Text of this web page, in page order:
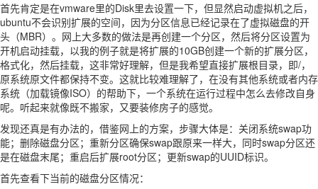
首先肯定是在vmware里的Disk里去设置一下，但显然启动虚拟机之后，
ubuntu不会识别扩展的空间，因为分区信息已经记录在了虚拟磁盘的开
头（MBR）。网上大多数的做法是再创建一个分区，然后将分区设置为
开机启动挂载，以我的例子就是将扩展的10GB创建一个新的扩展分区，
格式化，然后挂载，这非常好理解，但是我希望直接扩展根目录，即/，
原系统原文件都保持不变。这就比较难理解了，在没有其他系统或者内存
系统（加载镜像ISO）的帮助下，一个系统在运行过程中怎么去修改自身
呢。听起来就像既不搬家，又要装修房子的感觉。
发现还真是有办法的，借鉴网上的方案，步骤大体是：关闭系统swap功
能；删除磁盘分区；重新分区确保swap跟原来一样大，同时swap分区还
是在磁盘末尾；重启后扩展root分区；更新swap的UUID标识。
首先查看下当前的磁盘分区情况：